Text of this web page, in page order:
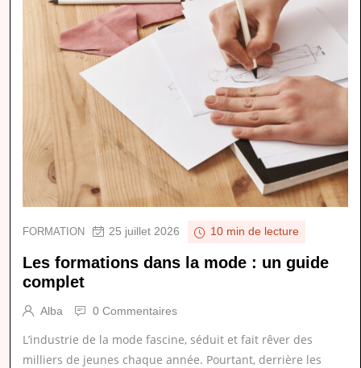
FORMATION 25 juillet 2026 10 min de lecture
Les formations dans la mode : un guide
complet
Alba 0 Commentaires
L’industrie de la mode fascine, séduit et fait rêver des
milliers de jeunes chaque année. Pourtant, derrière les